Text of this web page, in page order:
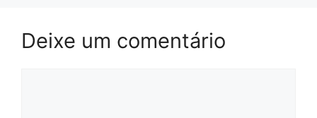
Deixe um comentário